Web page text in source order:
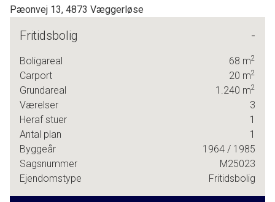
Pæonvej 13, 4873 Væggerløse
Fritidsbolig -
Boligareal 68 m2
Carport 20 m2
Grundareal 1.240 m2
Værelser
3
Heraf stuer
1
Antal plan
1
Byggeår
1964 / 1985
Sagsnummer
M25023
Ejendomstype
Fritidsbolig